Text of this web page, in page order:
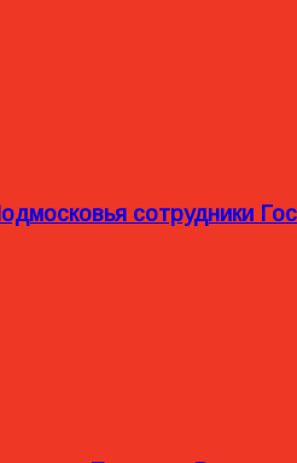
сотрудники